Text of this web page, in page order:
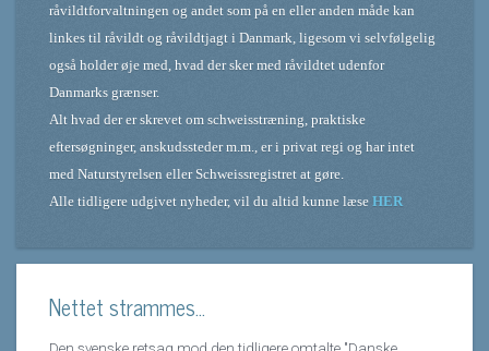
råvildtforvaltningen og andet som på en eller anden måde kan
linkes til råvildt og råvildtjagt i Danmark, ligesom vi selvfølgelig
også holder øje med, hvad der sker med råvildtet udenfor
Danmarks grænser.
Alt hvad der er skrevet om schweisstræning, praktiske
eftersøgninger, anskudssteder m.m., er i privat regi og har intet
med Naturstyrelsen eller Schweissregistret at gøre.
Alle tidligere udgivet nyheder, vil du altid kunne læse HER
Nettet strammes...